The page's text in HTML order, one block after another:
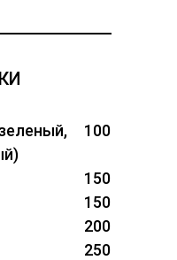
100
150
150
200
250